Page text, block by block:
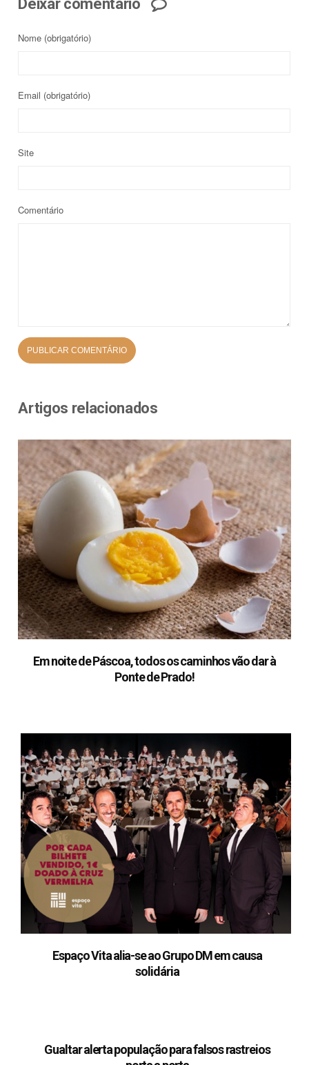
Deixar comentário
Nome (obrigatório)
Email (obrigatório)
Site
Comentário
Artigos relacionados
Em noite de Páscoa, todos os caminhos vão dar à
Ponte de Prado!
Espaço Vita alia-se ao Grupo DM em causa
solidária
Gualtar alerta população para falsos rastreios